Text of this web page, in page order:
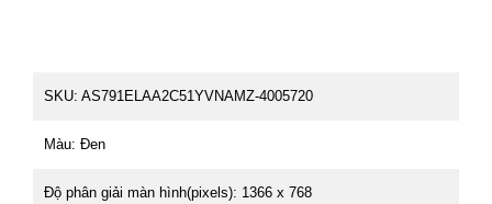
SKU: AS791ELAA2C51YVNAMZ-4005720
Màu: Đen
Độ phân giải màn hình(pixels): 1366 x 768